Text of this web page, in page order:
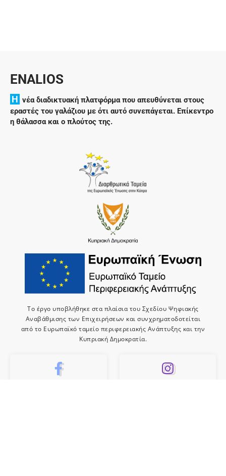
ENALIOS
H νέα διαδικτυακή πλατφόρμα που απευθύνεται στους
εραστές του γαλάζιου με ότι αυτό συνεπάγεται. Επίκεντρο
η θάλασσα και ο πλούτος της.
Το έργο υποβλήθηκε στα πλαίσια του Σχεδίου Ψηφιακής
Αναβάθμισης των Επιχειρήσεων και συνχρηματοδοτείται
από το Ευρωπαϊκό ταμείο περιφερειακής Ανάπτυξης και την
Κυπριακή Δημοκρατία.